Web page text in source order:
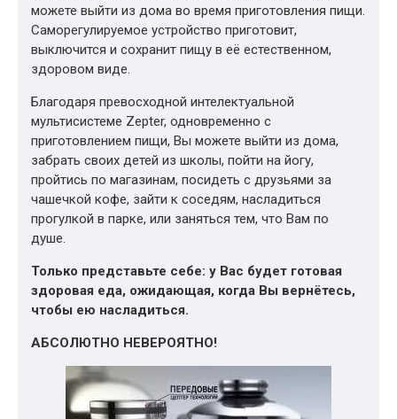
можете выйти из дома во время приготовления пищи.
Саморегулируемое устройство приготовит,
выключится и сохранит пищу в её естественном,
здоровом виде.
Благодаря превосходной интелектуальной
мультисистеме Zepter, одновременно с
приготовлением пищи, Вы можете выйти из дома,
забрать своих детей из школы, пойти на йогу,
пройтись по магазинам, посидеть с друзьями за
чашечкой кофе, зайти к соседям, насладиться
прогулкой в парке, или заняться тем, что Вам по
душе.
Только представьте себе: у Вас будет готовая
здоровая еда, ожидающая, когда Вы вернётесь,
чтобы ею насладиться.
АБСОЛЮТНО НЕВЕРОЯТНО!